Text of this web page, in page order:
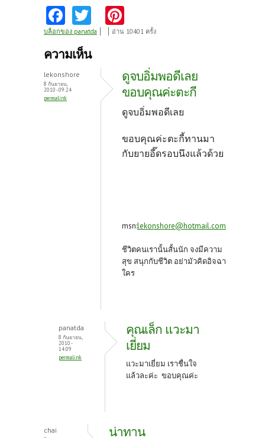
Fa
ce
b
o
o
k
w
itt
er
nt
es
t
บล็อกของ panatda อ่าน 10401 ครั้ง
ความเห็น
lekonshore
8 กันยายน,
2010 - 09:24
permalink
ดูจบอิ่มพอดีเลย
ขอบคุณค่ะตะกี
ดูจบอิ่มพอดีเลย
ขอบคุณค่ะตะกี้ทานมา
กับยายอี๊ดรอบนึงแล้วด้วย
msn:lekonshore@hotmail.com
ชีวิตคนเรานั้นสั้นนัก จงมีความ
สุข สนุกกับชีวิต อย่ามัวคิดอิจฉา
ใคร
panatda
8 กันยายน,
2010 -
14:09
permalink
คุณเล็ก แวะมา
เยี่ยม
แวะมาเยี่ยม เราชื่นใจ
แล้วละค่ะ ขอบคุณค่ะ
chai น่าทาน